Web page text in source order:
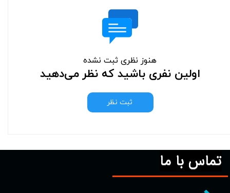
هنوز نظری ثبت نشده
اولین نفری باشید که نظر می‌دهید
ثبت نظر
تماس با ما